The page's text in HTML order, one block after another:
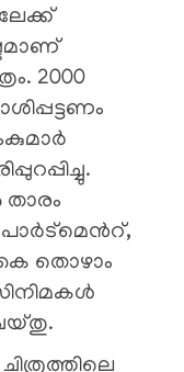
2000
താരം
തൊഴാം